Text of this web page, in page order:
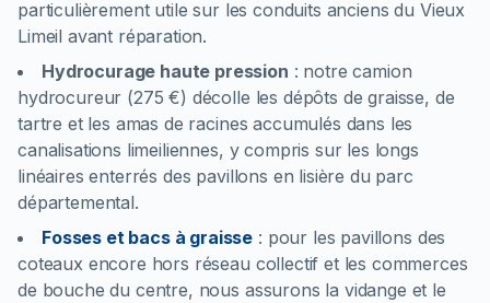
particulièrement utile sur les conduits anciens du Vieux
Limeil avant réparation.
Hydrocurage haute pression : notre camion
hydrocureur (275 €) décolle les dépôts de graisse, de
tartre et les amas de racines accumulés dans les
canalisations limeiliennes, y compris sur les longs
linéaires enterrés des pavillons en lisière du parc
départemental.
Fosses et bacs à graisse : pour les pavillons des
coteaux encore hors réseau collectif et les commerces
de bouche du centre, nous assurons la vidange et le